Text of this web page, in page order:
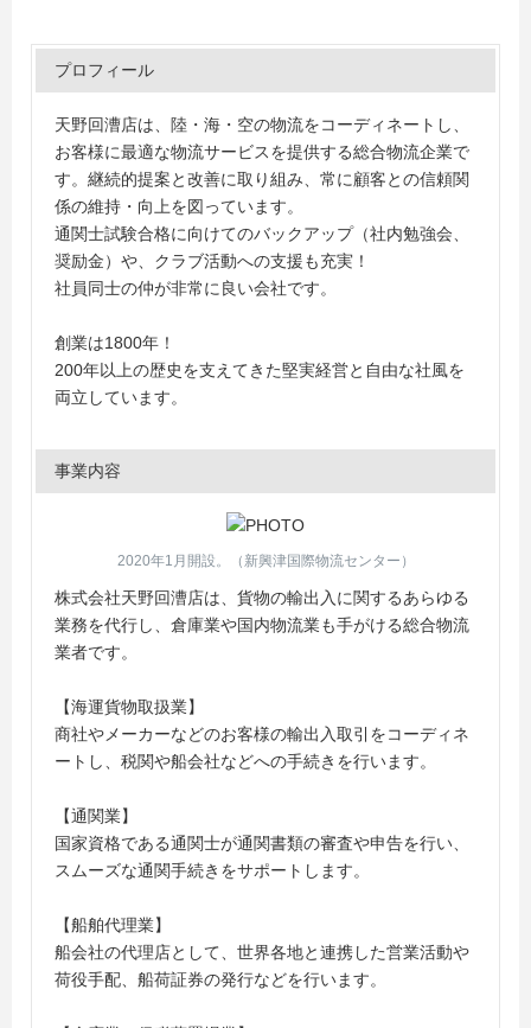
プロフィール
天野回漕店は、陸・海・空の物流をコーディネートし、
お客様に最適な物流サービスを提供する総合物流企業で
す。継続的提案と改善に取り組み、常に顧客との信頼関
係の維持・向上を図っています。
通関士試験合格に向けてのバックアップ（社内勉強会、
奨励金）や、クラブ活動への支援も充実！
社員同士の仲が非常に良い会社です。
創業は1800年！
200年以上の歴史を支えてきた堅実経営と自由な社風を
両立しています。
事業内容
2020年1月開設。（新興津国際物流センター）
株式会社天野回漕店は、貨物の輸出入に関するあらゆる
業務を代行し、倉庫業や国内物流業も手がける総合物流
業者です。
【海運貨物取扱業】
商社やメーカーなどのお客様の輸出入取引をコーディネ
ートし、税関や船会社などへの手続きを行います。
【通関業】
国家資格である通関士が通関書類の審査や申告を行い、
スムーズな通関手続きをサポートします。
【船舶代理業】
船会社の代理店として、世界各地と連携した営業活動や
荷役手配、船荷証券の発行などを行います。